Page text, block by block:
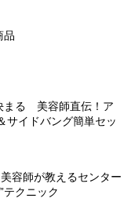
品
まる 美容師直伝！ア
サイドバング簡単セッ
容師が教えるセンター
テクニック